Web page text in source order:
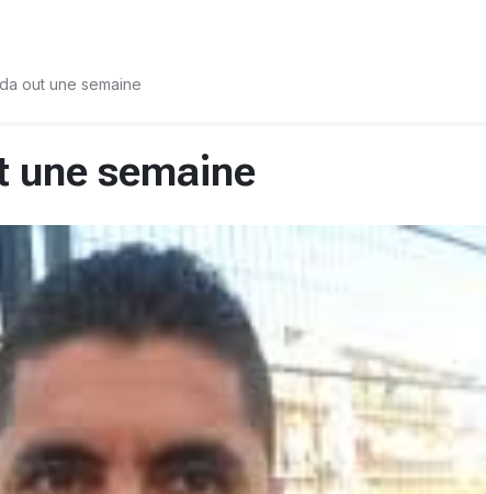
out une semaine
une semaine